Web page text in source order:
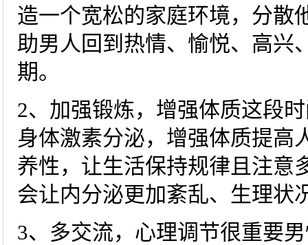
造一个宽松的家庭环境，分散
助男人回到热情、愉悦、高兴
期。
2、加强锻炼，增强体质这段
身体激素分泌，增强体质提高
养性，让生活保持规律且注意
会让内分泌更加紊乱、生理
3、多交流，心理调节很重要